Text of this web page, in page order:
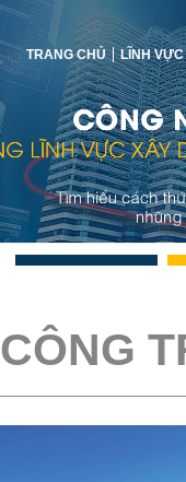
TRANG CHỦ LĨNH
CÔNG